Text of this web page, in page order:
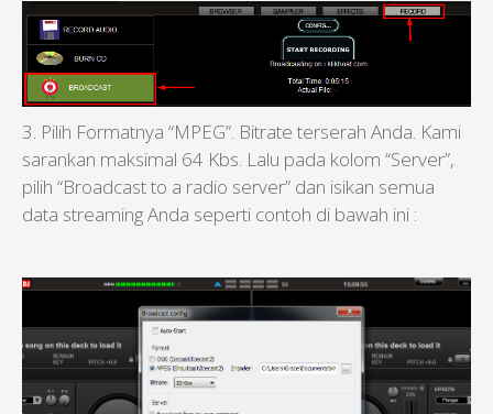
3. Pilih Formatnya “MPEG”. Bitrate terserah Anda. Kami
sarankan maksimal 64 Kbs. Lalu pada kolom “Server”,
pilih “Broadcast to a radio server” dan isikan semua
data streaming Anda seperti contoh di bawah ini :